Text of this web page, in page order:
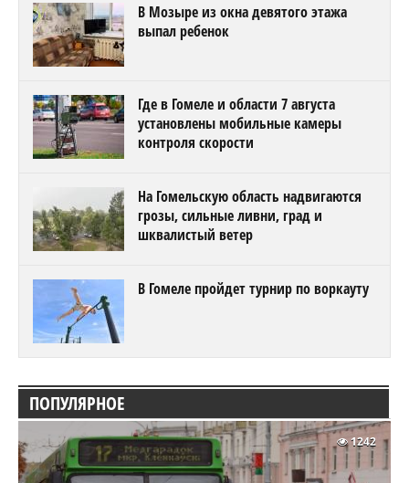
В Мозыре из окна девятого этажа
выпал ребенок
Где в Гомеле и области 7 августа
установлены мобильные камеры
контроля скорости
На Гомельскую область надвигаются
грозы, сильные ливни, град и
шквалистый ветер
В Гомеле пройдет турнир по воркауту
ПОПУЛЯРНОЕ
1242